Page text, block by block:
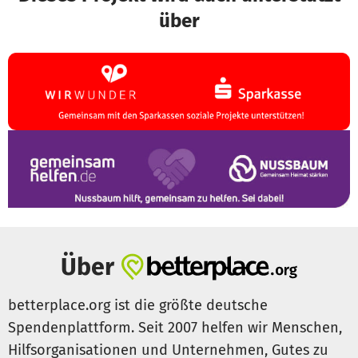
über
Über
betterplace.org ist die größte deutsche
Spendenplattform. Seit 2007 helfen wir Menschen,
Hilfsorganisationen und Unternehmen, Gutes zu